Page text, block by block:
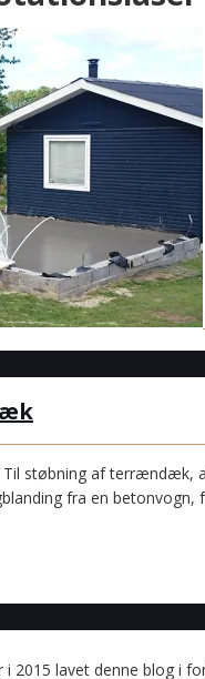
støbning af terrændæk,
fra en betonvogn,
i 2015 lavet denne blog i